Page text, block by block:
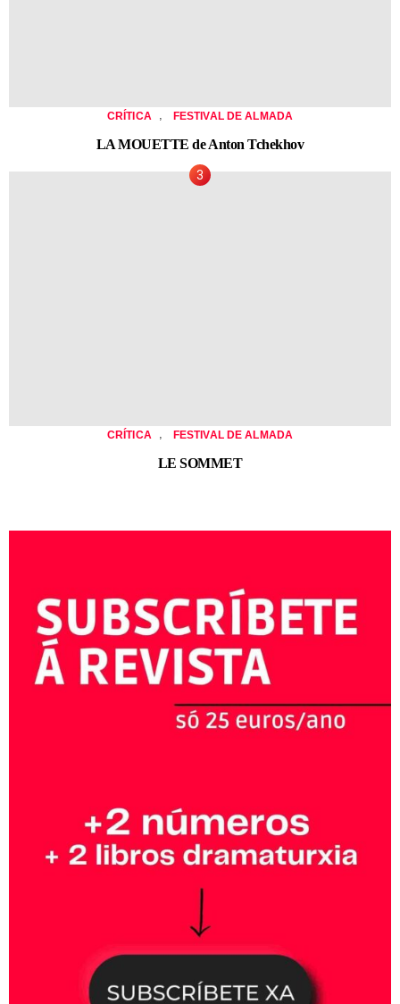
CRÍTICA , FESTIVAL DE ALMADA
LA MOUETTE de Anton Tchekhov
CRÍTICA , FESTIVAL DE ALMADA
LE SOMMET